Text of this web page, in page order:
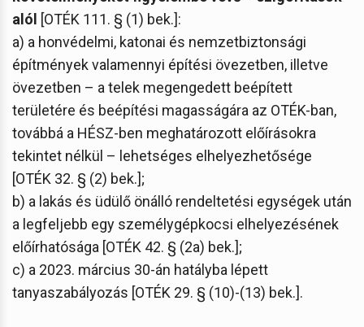
alól [OTÉK 111. § (1) bek.]:
a) a honvédelmi, katonai és nemzetbiztonsági
építmények valamennyi építési övezetben, illetve
övezetben – a telek megengedett beépített
területére és beépítési magasságára az OTÉK-ban,
továbbá a HÉSZ-ben meghatározott előírásokra
tekintet nélkül – lehetséges elhelyezhetősége
[OTÉK 32. § (2) bek.];
b) a lakás és üdülő önálló rendeltetési egységek után
a legfeljebb egy személygépkocsi elhelyezésének
előírhatósága [OTÉK 42. § (2a) bek.];
c) a 2023. március 30-án hatályba lépett
tanyaszabályozás [OTÉK 29. § (10)-(13) bek.].